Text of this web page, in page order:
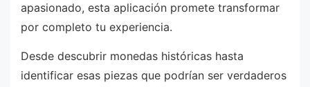
apasionado, esta aplicación promete transformar
por completo tu experiencia.
Desde descubrir monedas históricas hasta
identificar esas piezas que podrían ser verdaderos